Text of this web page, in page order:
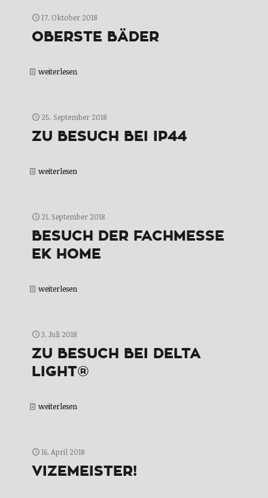
17. Oktober 2018
OBERSTE BÄDER
weiterlesen
25. September 2018
ZU BESUCH BEI IP44
weiterlesen
21. September 2018
BESUCH DER FACHMESSE
EK HOME
weiterlesen
3. Juli 2018
ZU BESUCH BEI DELTA
LIGHT®
weiterlesen
16. April 2018
VIZEMEISTER!